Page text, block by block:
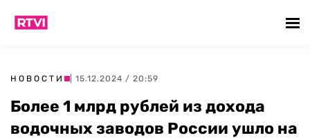
НОВОСТИ | 15.12.2024 / 20:59
Более 1 млрд рублей из дохода
водочных заводов России ушло на